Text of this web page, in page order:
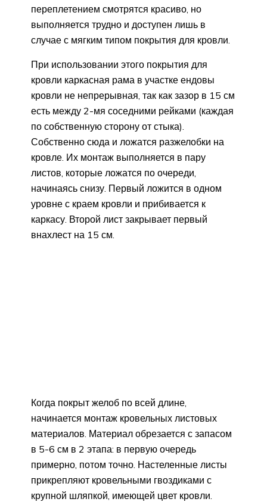
переплетением смотрятся красиво, но
выполняется трудно и доступен лишь в
случае с мягким типом покрытия для кровли.
При использовании этого покрытия для
кровли каркасная рама в участке ендовы
кровли не непрерывная, так как зазор в 15 см
есть между 2-мя соседними рейками (каждая
по собственную сторону от стыка).
Собственно сюда и ложатся разжелобки на
кровле. Их монтаж выполняется в пару
листов, которые ложатся по очереди,
начинаясь снизу. Первый ложится в одном
уровне с краем кровли и прибивается к
каркасу. Второй лист закрывает первый
внахлест на 15 см.
Когда покрыт желоб по всей длине,
начинается монтаж кровельных листовых
материалов. Материал обрезается с запасом
в 5-6 см в 2 этапа: в первую очередь
примерно, потом точно. Настеленные листы
прикрепляют кровельными гвоздиками с
крупной шляпкой, имеющей цвет кровли.